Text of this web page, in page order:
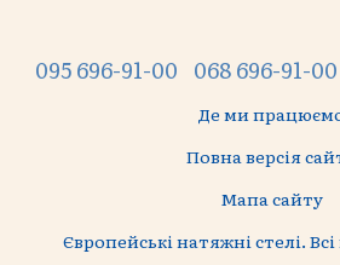
095 696-91-00 068 696-91-00
Де ми
Повна версія
Мапа сайту
Європейські натяжні стелі.